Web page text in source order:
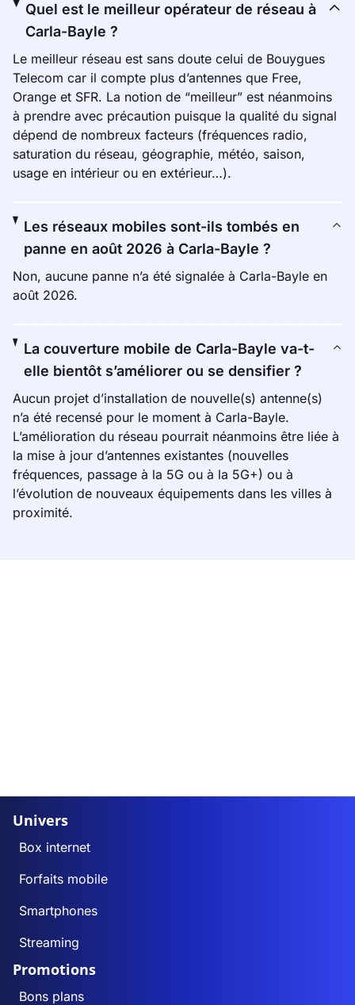
Quel est le meilleur opérateur de réseau à
Carla-Bayle ?
Le meilleur réseau est sans doute celui de Bouygues
Telecom car il compte plus d’antennes que Free,
Orange et SFR. La notion de “meilleur” est néanmoins
à prendre avec précaution puisque la qualité du signal
dépend de nombreux facteurs (fréquences radio,
saturation du réseau, géographie, météo, saison,
usage en intérieur ou en extérieur…).
Les réseaux mobiles sont-ils tombés en
panne en août 2026 à Carla-Bayle ?
Non, aucune panne n’a été signalée à Carla-Bayle en
août 2026.
La couverture mobile de Carla-Bayle va-t-
elle bientôt s’améliorer ou se densifier ?
Aucun projet d’installation de nouvelle(s) antenne(s)
n’a été recensé pour le moment à Carla-Bayle.
L’amélioration du réseau pourrait néanmoins être liée à
la mise à jour d’antennes existantes (nouvelles
fréquences, passage à la 5G ou à la 5G+) ou à
l’évolution de nouveaux équipements dans les villes à
proximité.
Univers
Box internet
Forfaits mobile
Smartphones
Streaming
Promotions
Bons plans